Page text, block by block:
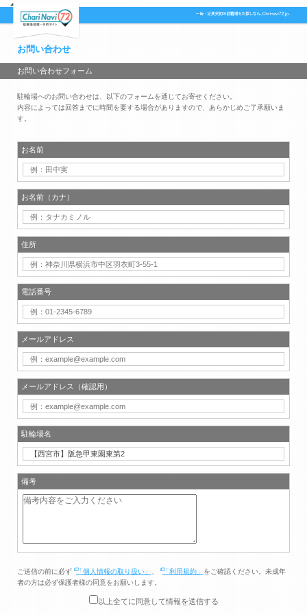
お問い合わせ
お問い合わせフォーム
駐輪場へのお問い合わせは、以下のフォームを通じてお寄せください。
内容によっては回答までに時間を要する場合がありますので、あらかじめご了承願いま
す。
お名前
お名前（カナ）
住所
電話番号
メールアドレス
メールアドレス（確認用）
駐輪場名
備考
ご送信の前に必ず 「個人情報の取り扱い」 「利用規約」 をご確認ください。未成年
者の方は必ず保護者様の同意をお願いします。
以上全てに同意して情報を送信する